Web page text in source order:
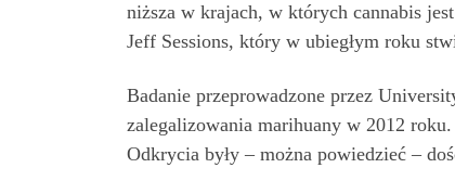
niższa w krajach, w których cannabis
Jeff Sessions, który w ubiegłym roku
Badanie przeprowadzone przez
zalegalizowania marihuany w 2012
Odkrycia były – można powiedzieć –